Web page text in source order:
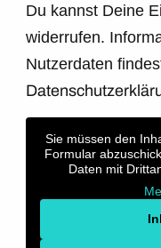
Du kannst Deine
widerrufen.
Nutzerdaten
Sie müssen den
Formular
Daten mit